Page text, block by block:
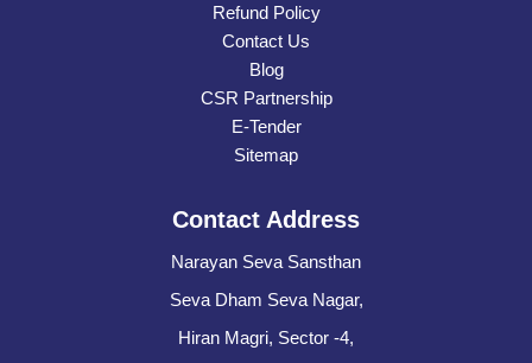
Refund Policy
Contact Us
Blog
CSR Partnership
E-Tender
Sitemap
Contact Address
Narayan Seva Sansthan
Seva Dham Seva Nagar,
Hiran Magri, Sector -4,